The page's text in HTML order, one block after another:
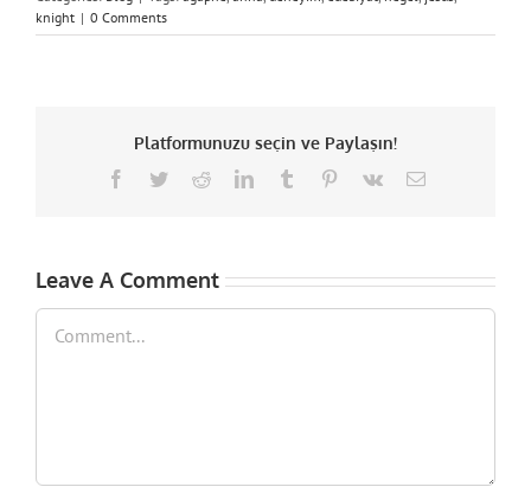
knight | 0 Comments
Platformunuzu seçin ve Paylaşın!
Facebook
TwitterRedditLinkedInTumblr Pinterest
Vk Email
Leave A Comment
Comment